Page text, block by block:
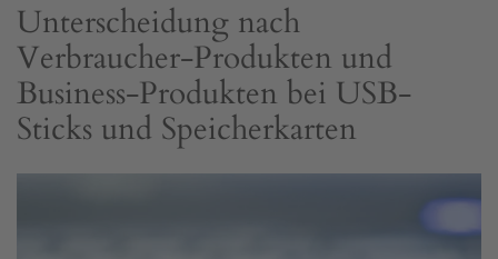
Unterscheidung nach
Verbraucher-Produkten und
Business-Produkten bei USB-
Sticks und Speicherkarten